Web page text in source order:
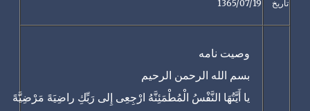
تاريخ 1365/07/19
وصیت نامه
بسم الله الرحمن الرحیم
یا أَیَّتُهَا النَّفْسُ الْمُطْمَئِنَّهُ ارْجِعِی إِلی رَبِّكِ راضِیَهً مَرْضِیَّهً